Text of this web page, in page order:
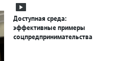
Доступная среда:
эффективные примеры
соцпредпринимательства